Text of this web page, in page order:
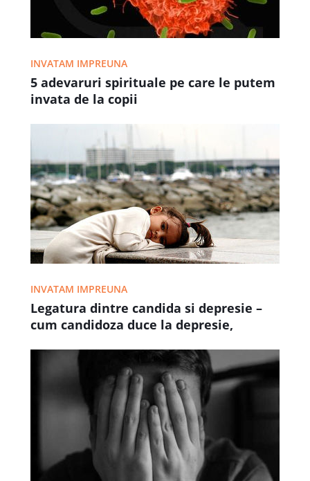
INVATAM IMPREUNA
5 adevaruri spirituale pe care le putem
invata de la copii
INVATAM IMPREUNA
Legatura dintre candida si depresie –
cum candidoza duce la depresie,
mentale